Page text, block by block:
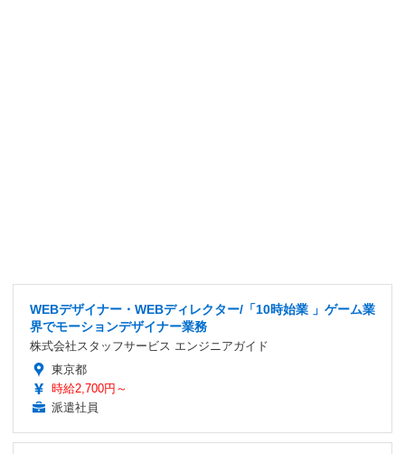
WEBデザイナー・WEBディレクター/「10時始業 」ゲーム業
界でモーションデザイナー業務
株式会社スタッフサービス エンジニアガイド
東京都
時給2,700円～
派遣社員